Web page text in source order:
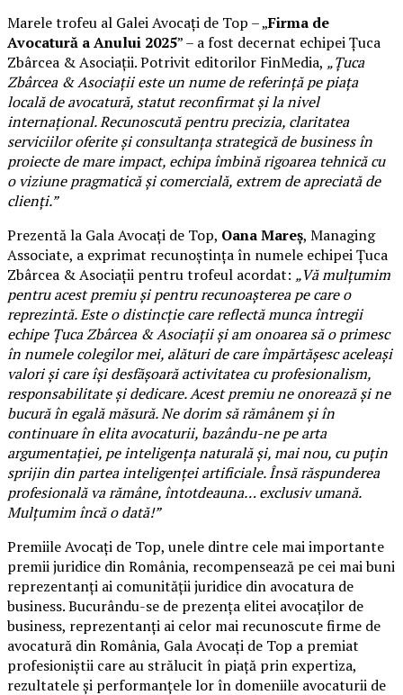
Marele trofeu al Galei Avocați de Top – „Firma de
Avocatură a Anului 2025” – a fost decernat echipei Țuca
Zbârcea & Asociații. Potrivit editorilor FinMedia, „Țuca
Zbârcea & Asociații este un nume de referință pe piața
locală de avocatură, statut reconfirmat și la nivel
internațional. Recunoscută pentru precizia, claritatea
serviciilor oferite și consultanța strategică de business în
proiecte de mare impact, echipa îmbină rigoarea tehnică cu
o viziune pragmatică și comercială, extrem de apreciată de
clienți.”
Prezentă la Gala Avocați de Top, Oana Mareș, Managing
Associate, a exprimat recunoștința în numele echipei Țuca
Zbârcea & Asociații pentru trofeul acordat: „Vă mulțumim
pentru acest premiu și pentru recunoașterea pe care o
reprezintă. Este o distincție care reflectă munca întregii
echipe Țuca Zbârcea & Asociații și am onoarea să o primesc
în numele colegilor mei, alături de care împărtășesc aceleași
valori și care își desfășoară activitatea cu profesionalism,
responsabilitate și dedicare. Acest premiu ne onorează și ne
bucură în egală măsură. Ne dorim să rămânem și în
continuare în elita avocaturii, bazându-ne pe arta
argumentației, pe inteligența naturală și, mai nou, cu puțin
sprijin din partea inteligenței artificiale. Însă răspunderea
profesională va rămâne, întotdeauna… exclusiv umană.
Mulțumim încă o dată!”
Premiile Avocați de Top, unele dintre cele mai importante
premii juridice din România, recompensează pe cei mai buni
reprezentanți ai comunității juridice din avocatura de
business. Bucurându-se de prezența elitei avocaților de
business, reprezentanți ai celor mai recunoscute firme de
avocatură din România, Gala Avocați de Top a premiat
profesioniștii care au strălucit în piață prin expertiza,
rezultatele și performanțele lor în domeniile avocaturii de